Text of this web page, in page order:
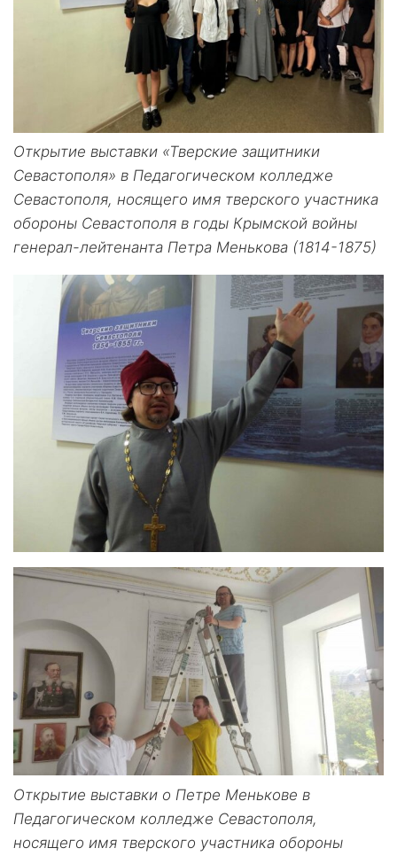
Открытие выставки «Тверские защитники
Севастополя» в Педагогическом колледже
Севастополя, носящего имя тверского участника
обороны Севастополя в годы Крымской войны
генерал-лейтенанта Петра Менькова (1814-1875)
Открытие выставки о Петре Менькове в
Педагогическом колледже Севастополя,
носящего имя тверского участника обороны